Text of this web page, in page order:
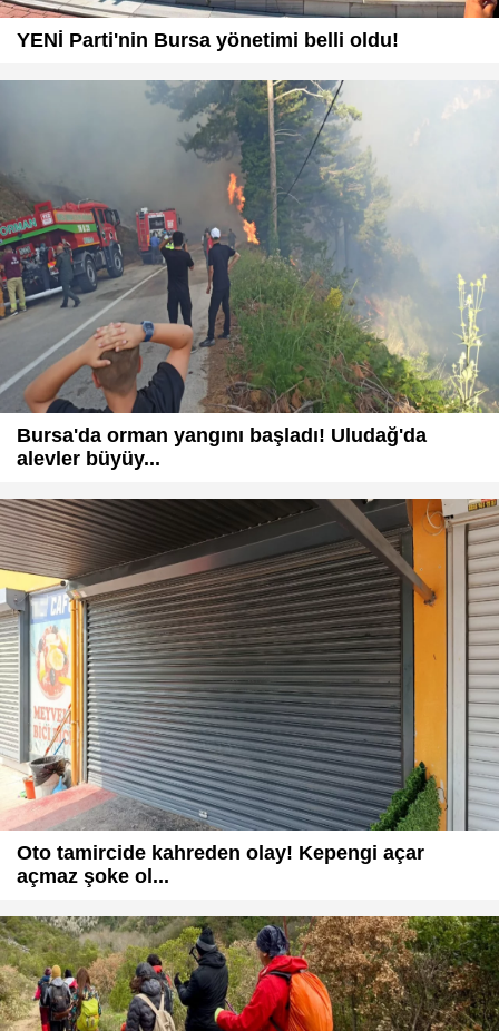
YENİ Parti'nin Bursa yönetimi belli oldu!
Bursa'da orman yangını başladı! Uludağ'da
alevler büyüy...
Oto tamircide kahreden olay! Kepengi açar
açmaz şoke ol...